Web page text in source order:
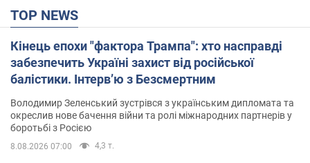
TOP NEWS
Кінець епохи "фактора Трампа": хто насправді
забезпечить Україні захист від російської
балістики. Інтерв’ю з Безсмертним
Володимир Зеленський зустрівся з українським дипломата та
окреслив нове бачення війни та ролі міжнародних партнерів у
боротьбі з Росією
8.08.2026 07:00 4,3 т.